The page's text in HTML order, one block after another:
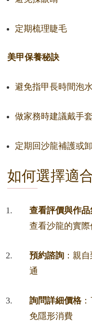
定期梳理睫毛
美甲保養秘訣
避免指甲長時間泡水
做家務時建議戴手套
定期回沙龍補護或
如何選擇適
查看評價與作品
查看沙龍的實
預約諮詢 ：親
通
詢問詳細價格：
免隱形消費